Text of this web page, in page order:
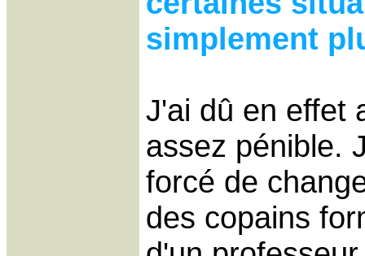
simplement
J'ai dû en effet
assez pénible.
forcé de
des copains